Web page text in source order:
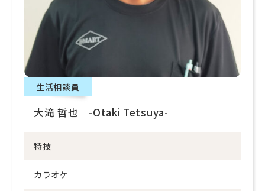
生活相談員
大滝 哲也 -Otaki Tetsuya-
特技
カラオケ